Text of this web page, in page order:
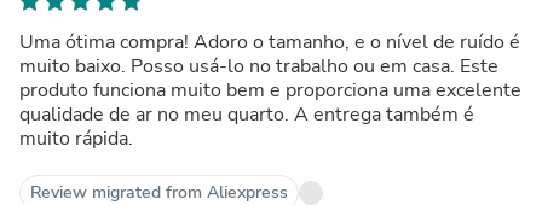
Uma ótima compra! Adoro o tamanho, e o nível de ruído é
muito baixo. Posso usá-lo no trabalho ou em casa. Este
produto funciona muito bem e proporciona uma excelente
qualidade de ar no meu quarto. A entrega também é
muito rápida.
Review migrated from Aliexpress